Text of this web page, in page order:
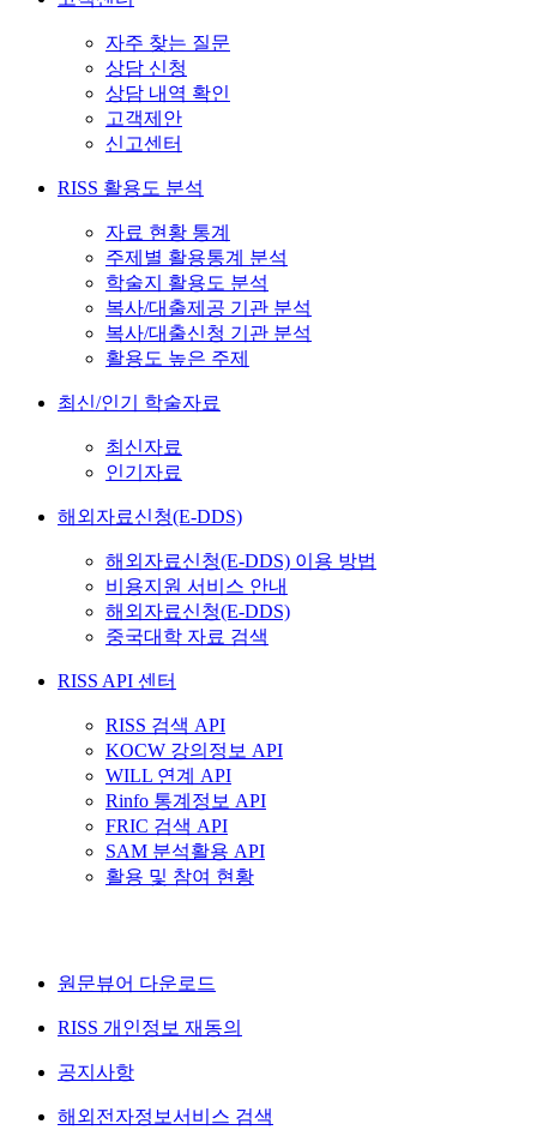
자주 찾는 질문
상담 신청
상담 내역 확인
고객제안
신고센터
RISS 활용도 분석
자료 현황 통계
주제별 활용통계 분석
학술지 활용도 분석
복사/대출제공 기관 분석
복사/대출신청 기관 분석
활용도 높은 주제
최신/인기 학술자료
최신자료
인기자료
해외자료신청(E-DDS)
해외자료신청(E-DDS) 이용 방법
비용지원 서비스 안내
해외자료신청(E-DDS)
중국대학 자료 검색
RISS API 센터
RISS 검색 API
KOCW 강의정보 API
WILL 연계 API
Rinfo 통계정보 API
FRIC 검색 API
SAM 분석활용 API
활용 및 참여 현황
원문뷰어 다운로드
RISS 개인정보 재동의
공지사항
해외전자정보서비스 검색